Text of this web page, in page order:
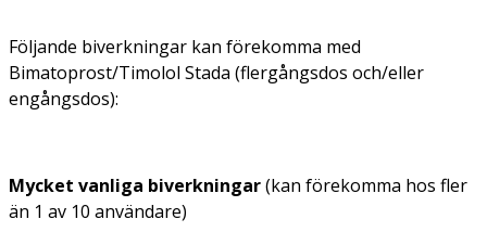
Följande biverkningar kan förekomma med
Bimatoprost/Timolol Stada (flergångsdos och/eller
engångsdos):
Mycket vanliga biverkningar(kan förekomma hos fler
än 1 av 10 användare)